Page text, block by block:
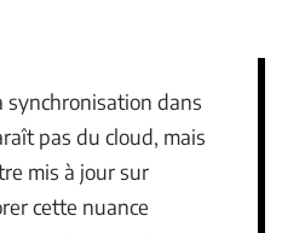
synchronisation dans
pas du cloud, mais
mis à jour sur
cette nuance